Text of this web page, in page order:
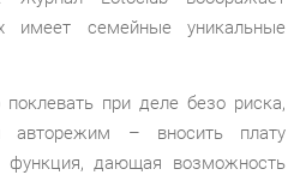
имеет семейные уникальные
при деле безо риска,
авторежим – вносить плату
функция, дающая возможность